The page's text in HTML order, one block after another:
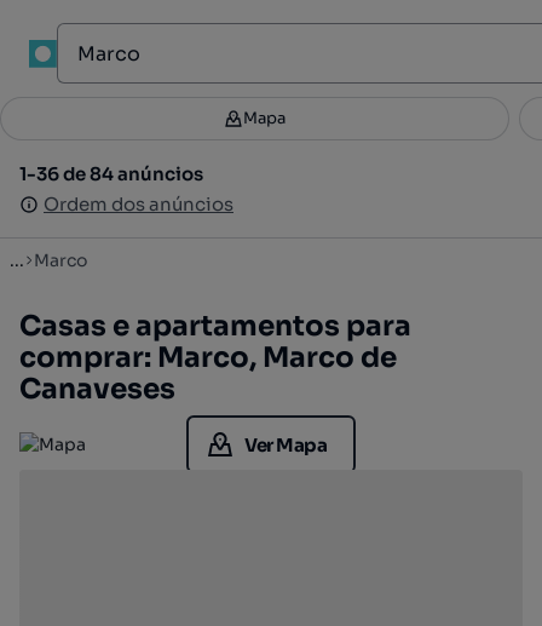
Filtros 1
1-36 de 84 anúncios
Ordem dos anúncios
Mapa
1-36 de 84 anúncios
Ordem dos anúncios
... Marco
Casas e apartamentos para
comprar: Marco, Marco de
Canaveses
Ver Mapa